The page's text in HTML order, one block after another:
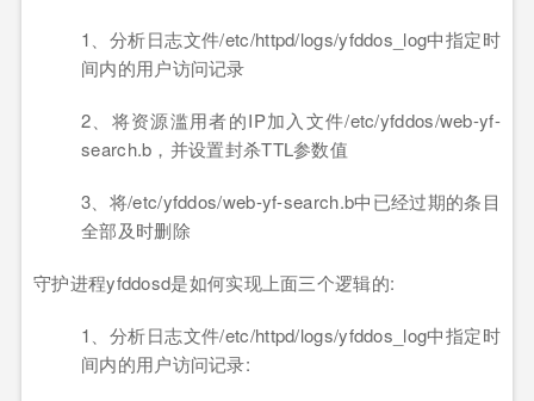
1、分析日志文件/etc/httpd/logs/yfddos_log中指定时
间内的用户访问记录
2、将资源滥用者的IP加入文件/etc/yfddos/web-yf-
search.b，并设置封杀TTL参数值
3、将/etc/yfddos/web-yf-search.b中已经过期的条目
全部及时删除
守护进程yfddosd是如何实现上面三个逻辑的:
1、分析日志文件/etc/httpd/logs/yfddos_log中指定时
间内的用户访问记录: